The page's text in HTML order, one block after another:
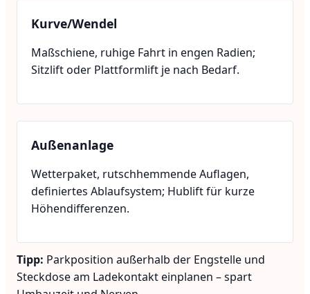
Kurve/Wendel
Maßschiene, ruhige Fahrt in engen Radien;
Sitzlift oder Plattformlift je nach Bedarf.
Außenanlage
Wetterpaket, rutschhemmende Auflagen,
definiertes Ablaufsystem; Hublift für kurze
Höhendifferenzen.
Tipp: Parkposition außerhalb der Engstelle und
Steckdose am Ladekontakt einplanen – spart